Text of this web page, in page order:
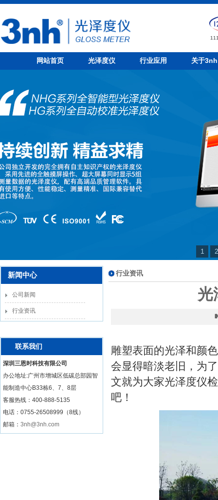
网站首页 光泽度仪 行业应用 关于3nh
1 2
新闻中心
公司新闻
行业资讯
联系我们
深圳三恩时科技有限公司
办公地址:广州市增城区低碳总部园智
能制造中心B33栋6、7、8层
客服热线： 400-888-5135
电话：0755-26508999（8线）
邮箱： 3nh@3nh.com
行业资讯
光
雕塑表面的光泽和颜
会显得暗淡老旧，为
文就为大家光泽度仪
吧！